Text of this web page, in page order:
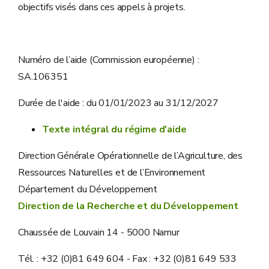
objectifs visés dans ces appels à projets.
Numéro de l’aide (Commission européenne) :
SA.106351
Durée de l'aide : du 01/01/2023 au 31/12/2027
Texte intégral du régime d'aide
Direction Générale Opérationnelle de l’Agriculture, des
Ressources Naturelles et de l’Environnement
Département du Développement
Direction de la Recherche et du Développement
Chaussée de Louvain 14 - 5000 Namur
Tél. : +32 (0)81 649 604 - Fax : +32 (0)81 649 533